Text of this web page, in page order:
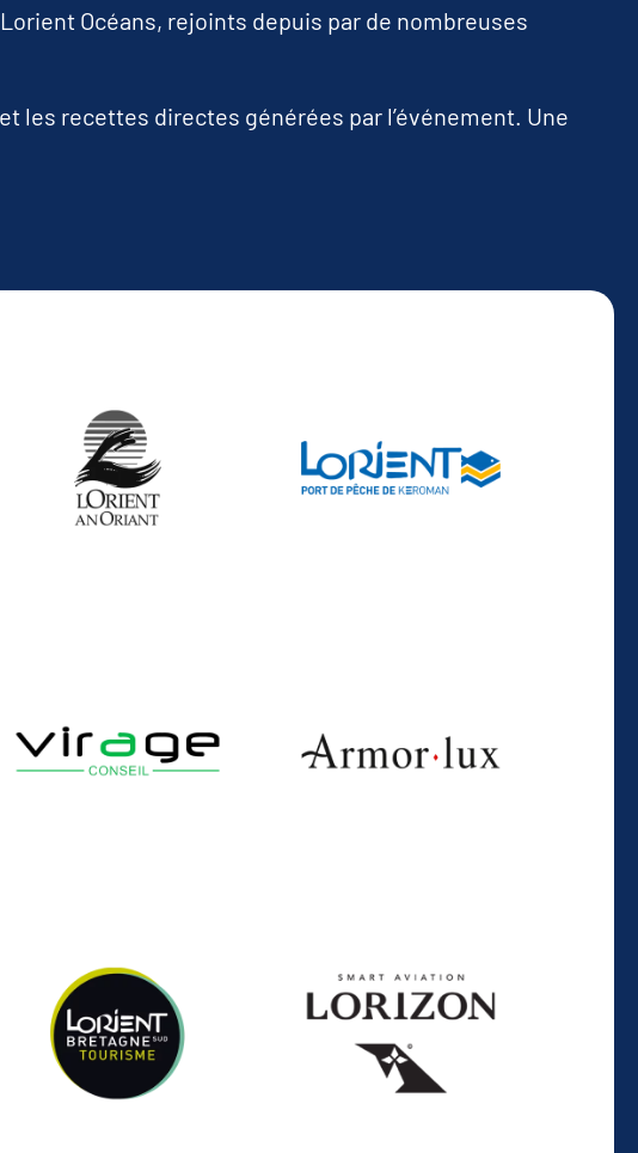
Océans, rejoints depuis par de nombreuses
les recettes directes générées par l’événement. Une